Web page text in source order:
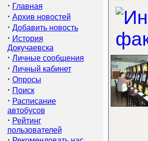
· Главная
· Архив новостей
· Добавить новость
· История
Докучаевска
· Личные сообщения
· Личный кабинет
· Опросы
· Поиск
· Расписание
автобусов
· Рейтинг
пользователей